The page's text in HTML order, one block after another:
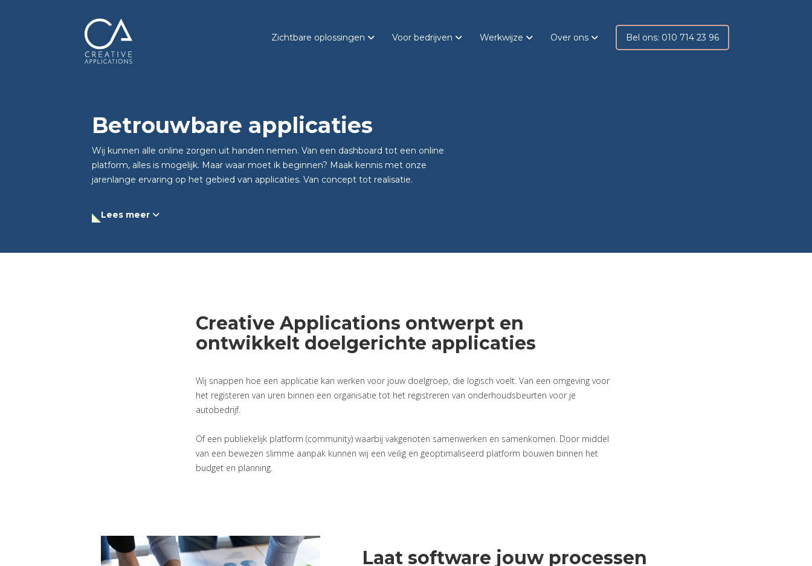
Zichtbare oplossingen Voor bedrijven Werkwijze Over ons Bel ons: 010 714 23 96
Betrouwbare applicaties
Wij kunnen alle online zorgen uit handen nemen. Van een dashboard tot een online
platform, alles is mogelijk. Maar waar moet ik beginnen? Maak kennis met onze
jarenlange ervaring op het gebied van applicaties. Van concept tot realisatie.
Lees meer
Creative Applications ontwerpt en
ontwikkelt doelgerichte applicaties
Wij snappen hoe een applicatie kan werken voor jouw doelgroep, die logisch voelt. Van een omgeving voor
het registeren van uren binnen een organisatie tot het registreren van onderhoudsbeurten voor je
autobedrijf.
Of een publiekelijk platform (community) waarbij vakgenoten samenwerken en samenkomen. Door middel
van een bewezen slimme aanpak kunnen wij een veilig en geoptimaliseerd platform bouwen binnen het
budget en planning.
Laat software jouw processen